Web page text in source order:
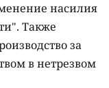
насилия
Также
за
в нетрезвом